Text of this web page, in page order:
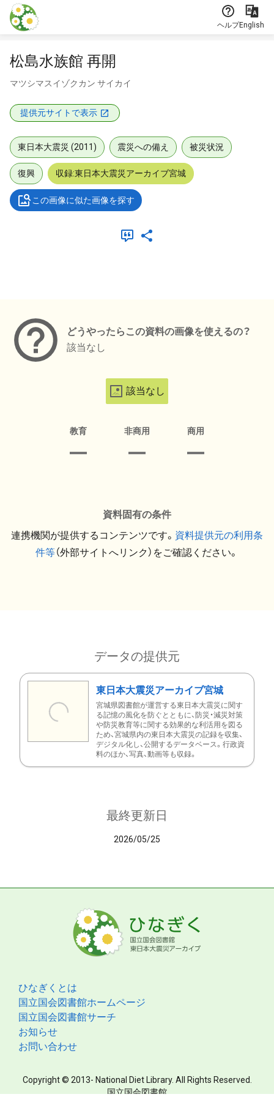
本文に飛ぶ
ヘルプEnglish
松島水族館 再開
マツシマスイゾクカン サイカイ
提供元サイトで表示
東日本大震災 (2011) 震災への備え 被災状況
復興 収録:東日本大震災アーカイブ宮城
この画像に似た画像を探す
どうやったらこの資料の画像を使えるの？
該当なし
該当なし
教育 非商用 商用
資料固有の条件
連携機関が提供するコンテンツです。 資料提供元の利用条
件等（外部サイトへリンク）をご確認ください。
データの提供元
東日本大震災アーカイブ宮城
宮城県図書館が運営する東日本大震災に関す
る記憶の風化を防ぐとともに、防災・減災対策
や防災教育等に関する効果的な利活用を図る
ため、宮城県内の東日本大震災の記録を収集、
デジタル化し、公開するデータベース。行政資
料のほか、写真、動画等も収録。
最終更新日
2026/05/25
ひなぎくとは
国立国会図書館ホームページ
国立国会図書館サーチ
お知らせ
お問い合わせ
Copyright © 2013- National Diet Library. All Rights Reserved.